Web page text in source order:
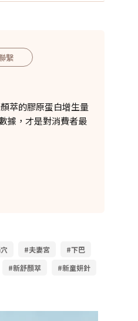
繫
萃的膠原蛋白增生量
據，才是對消費者最
#夫妻宮
#下巴
#新舒顏萃 #新童妍針